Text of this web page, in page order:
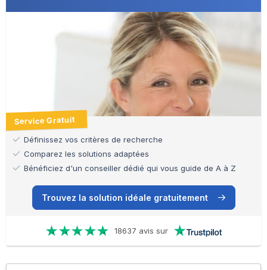
Service Gratuit
Définissez vos critères de recherche
Comparez les solutions adaptées
Bénéficiez d'un conseiller dédié qui vous guide de A à Z
Trouvez la solution idéale gratuitement
18637 avis sur